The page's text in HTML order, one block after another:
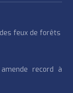
feux de forêts
record à